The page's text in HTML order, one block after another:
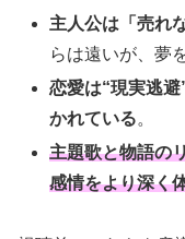
主人公は「売れ
らは遠いが、夢
恋愛は“現実逃
かれている。
主題歌と物語の
感情をより深く